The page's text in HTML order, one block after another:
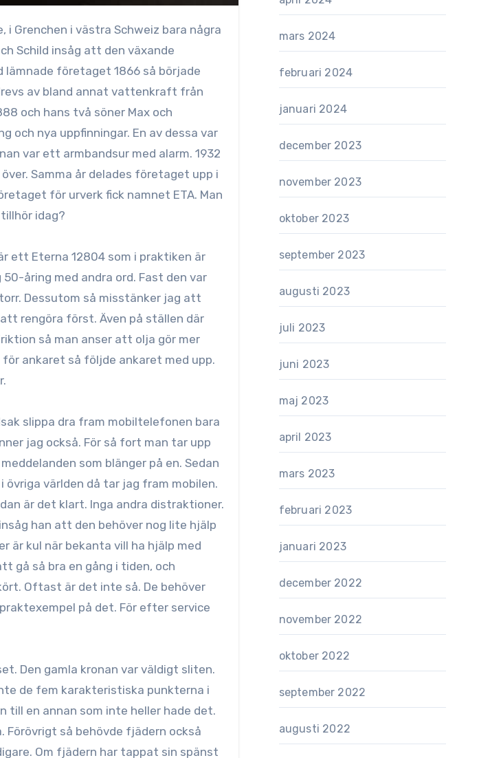
Schild insåg att den växande
lämnade företaget 1866 så började
av bland annat vattenkraft från
och hans två söner Max och
nya uppfinningar. En av dessa var
var ett armbandsur med alarm. 1932
Samma år delades företaget upp i
för urverk fick namnet ETA. Man
idag?
ett Eterna 12804 som i praktiken är
åring med andra ord. Fast den var
Dessutom så misstänker jag att
rengöra först. Även på ställen där
så man anser att olja gör mer
ankaret så följde ankaret med upp.
slippa dra fram mobiltelefonen bara
jag också. För så fort man tar upp
som blänger på en. Sedan
övriga världen då tar jag fram mobilen.
är det klart. Inga andra distraktioner.
han att den behöver nog lite hjälp
är kul när bekanta vill ha hjälp med
gå så bra en gång i tiden, och
Oftast är det inte så. De behöver
på det. För efter service
Den gamla kronan var väldigt sliten.
de fem karakteristiska punkterna i
till en annan som inte heller hade det.
så behövde fjädern också
Om fjädern har tappat sin spänst
mars 2024
februari 2024
januari 2024
december 2023
november 2023
oktober 2023
september 2023
augusti 2023
juli 2023
juni 2023
maj 2023
april 2023
mars 2023
februari 2023
januari 2023
december 2022
november 2022
oktober 2022
september 2022
augusti 2022